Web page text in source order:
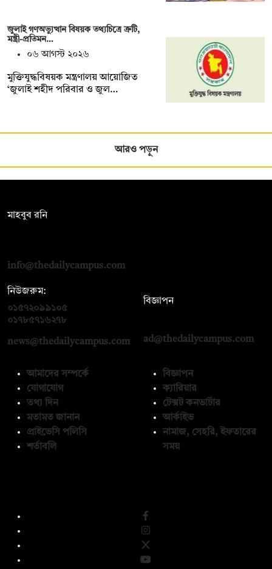
জুলাই গণঅভ্যুত্থান বিষয়ক তথ্যচিত্রে ত্রুটি,
মন্ত্রী-প্রতিমন…
০৬ আগস্ট ২০২৬
মুক্তিযুদ্ধবিষয়ক মন্ত্রণালয় আয়োজিত
‘জুলাই শহীদ পরিবার ও জুল…
আরও পড়ুন
মাহবুব রনি
info@thedailycampus.com
নিউজরুম:
০১৫৭২০৯৯১০৫
০১৭৮৫৭১৬২৭৮
news@thedailycampus.com
বিজ্ঞাপন
ad@thedailycampus.com
আমাদের সম্পর্কে
যোগাযোগ
তথ্য দিন
মতামত জানান
প্রাইভেসি পলিসি
শর্তাবলি
বিজ্ঞাপন
ক্যারিয়ার
টেক্সট কনভার্টার
আর্কাইভ
নামাজ, সেহরি, ইফতারের
সময়